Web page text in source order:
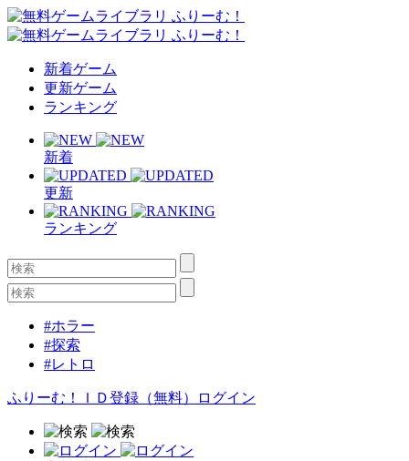
新着ゲーム
更新ゲーム
ランキング
新着
更新
ランキング
#ホラー
#探索
#レトロ
ふりーむ！ＩＤ登録（無料） ログイン